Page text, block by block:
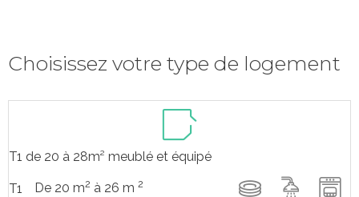
Choisissez votre type de logement
T1 de 20 à 28m² meublé et équipé
T1 De 20 m2 à 26 m 2